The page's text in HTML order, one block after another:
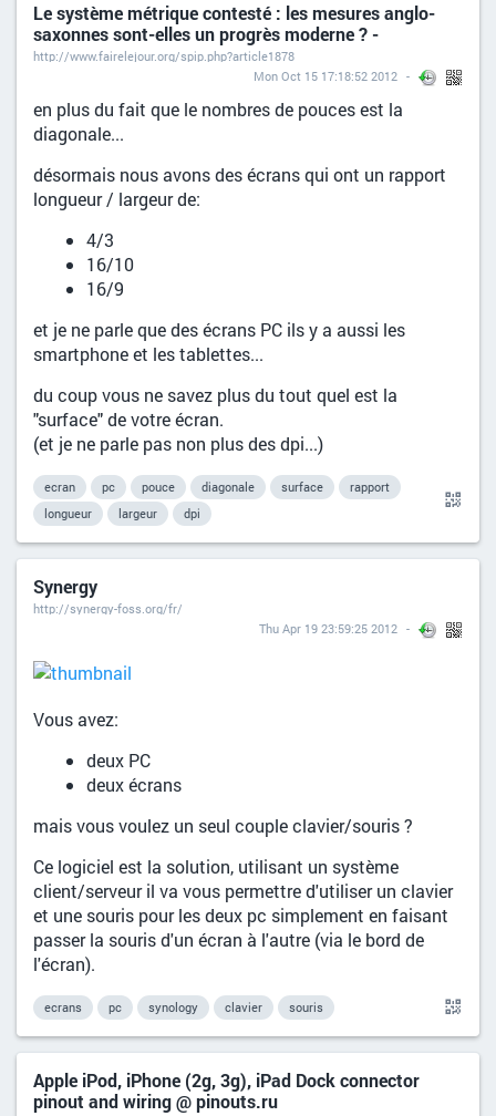
Le système métrique contesté : les mesures anglo-
saxonnes sont-elles un progrès moderne ? -
http://www.fairelejour.org/spip.php?article1878
Mon Oct 15 17:18:52 2012
en plus du fait que le nombres de pouces est la
diagonale...
désormais nous avons des écrans qui ont un rapport
longueur / largeur de:
4/3
16/10
16/9
et je ne parle que des écrans PC ils y a aussi les
smartphone et les tablettes...
du coup vous ne savez plus du tout quel est la
"surface" de votre écran.
(et je ne parle pas non plus des dpi...)
ecran pc pouce diagonale surface
rapport
longueur
largeur dpi
Synergy
http://synergy-foss.org/fr/
Thu Apr 19 23:59:25 2012
Vous avez:
deux PC
deux écrans
mais vous voulez un seul couple clavier/souris ?
Ce logiciel est la solution, utilisant un système
client/serveur il va vous permettre d'utiliser un clavier
et une souris pour les deux pc simplement en faisant
passer la souris d'un écran à l'autre (via le bord de
l'écran).
ecrans pc synology clavier souris
Apple iPod, iPhone (2g, 3g), iPad Dock connector
pinout and wiring @ pinouts.ru